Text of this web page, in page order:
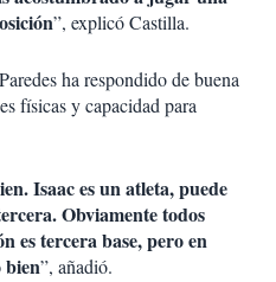
”, explicó Castilla.
ha respondido de buena
físicas y capacidad para
Isaac es un atleta, puede
Obviamente todos
es tercera base, pero en
bien”, añadió.